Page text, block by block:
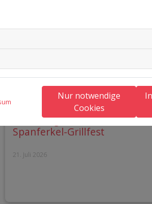
Einladung zum Tennis
Spanferkel-Grillfest
21. Juli 2026
Nur notwendige
Cookies